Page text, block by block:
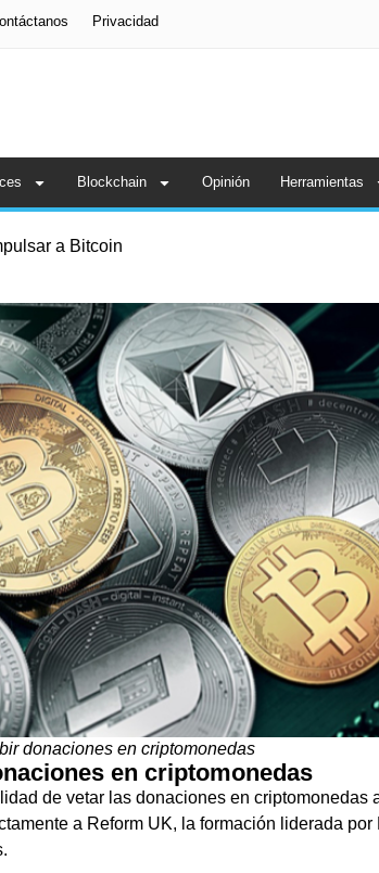
Privacidad
Blockchain Opinión Herramientas
a Bitcoin
donaciones en criptomonedas
en criptomonedas
de vetar las donaciones en criptomonedas
a Reform UK, la formación liderada por